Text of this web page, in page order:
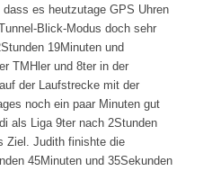
es heutzutage GPS Uhren
Blick-Modus doch sehr
19Minuten und
TMHler und 8ter in der
der Laufstrecke mit der
noch ein paar Minuten gut
als Liga 9ter nach 2Stunden
Ziel. Judith finishte die
45Minuten und 35Sekunden